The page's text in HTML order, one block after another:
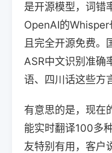
是开源模型，词错
OpenAI的
且完全开源免费。
ASR中文识别准确
语、四川话这些方
有意思的是，现在
能实时翻译100多
友特别有用，客户